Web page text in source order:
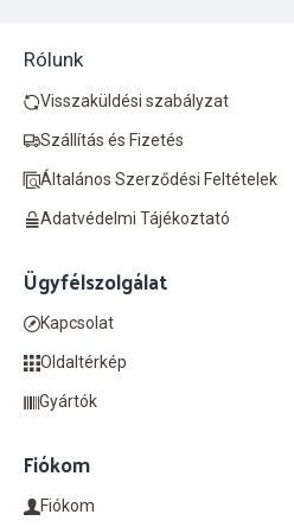
Rólunk
Visszaküldési szabályzat
Szállítás és Fizetés
Általános Szerződési Feltételek
Adatvédelmi Tájékoztató
Ügyfélszolgálat
Kapcsolat
Oldaltérkép
Gyártók
Fiókom
Fiókom